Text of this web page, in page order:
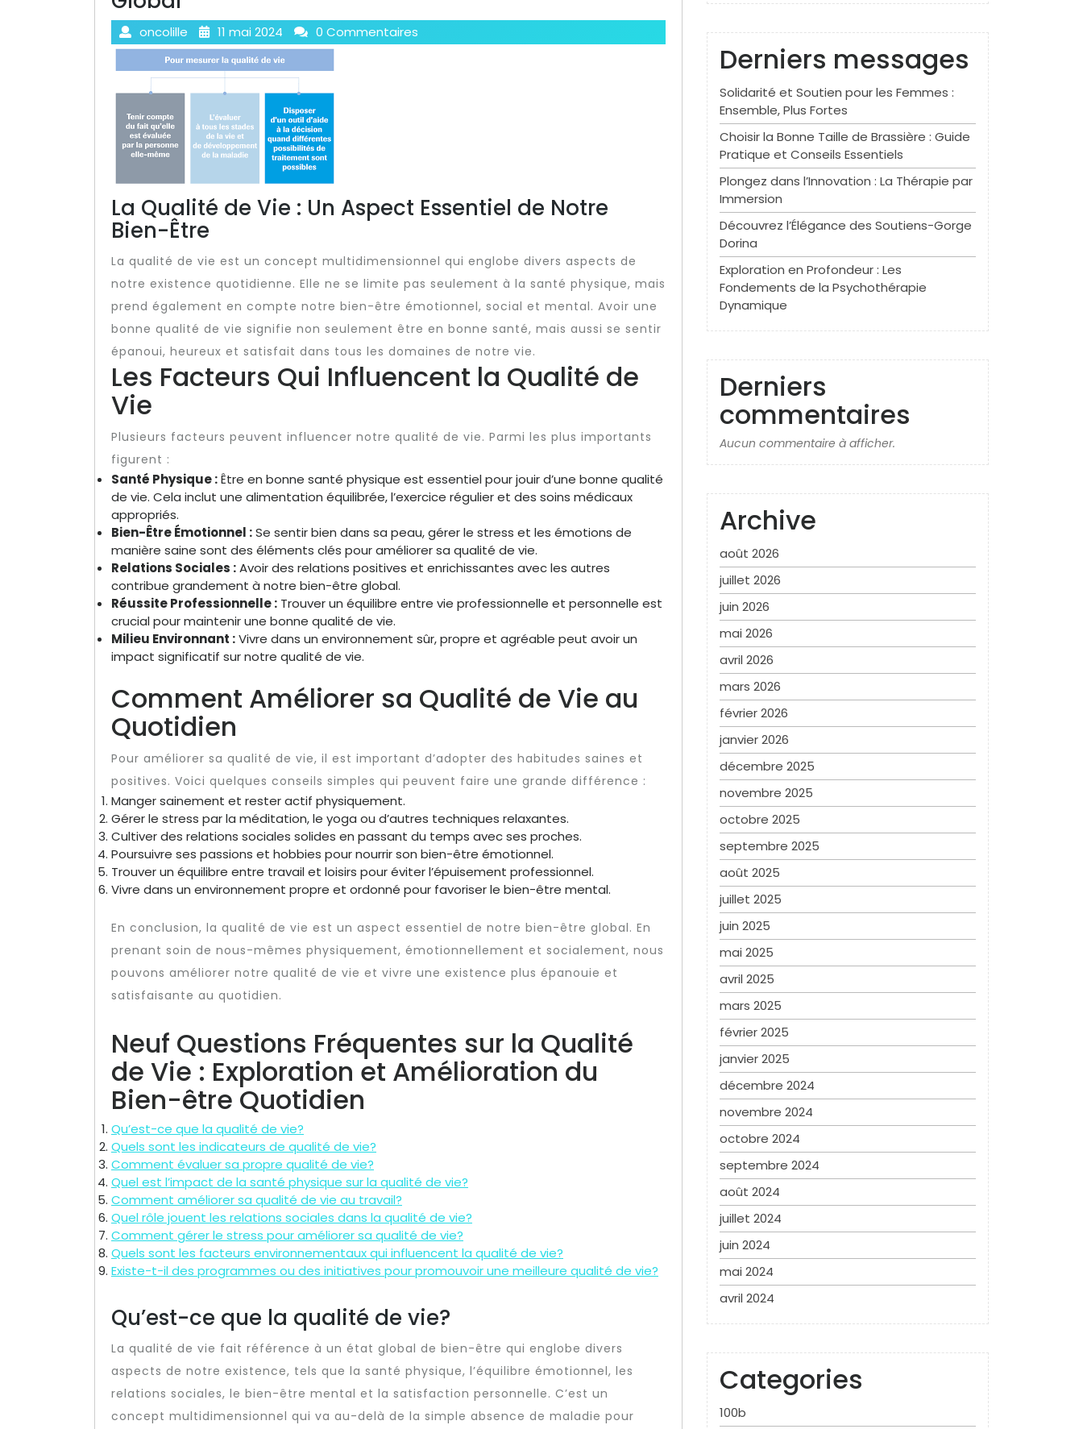
oncolille 11 mai 2024 0 Commentaires
La Qualité de Vie : Un Aspect Essentiel de Notre
Bien-Être
La qualité de vie est un concept multidimensionnel qui englobe divers aspects de
notre existence quotidienne. Elle ne se limite pas seulement à la santé physique, mais
prend également en compte notre bien-être émotionnel, social et mental. Avoir une
bonne qualité de vie signifie non seulement être en bonne santé, mais aussi se sentir
épanoui, heureux et satisfait dans tous les domaines de notre vie.
Les Facteurs Qui Influencent la Qualité de
Vie
Plusieurs facteurs peuvent influencer notre qualité de vie. Parmi les plus importants
figurent :
Santé Physique :Être en bonne santé physique est essentiel pour jouir d’une bonne qualité
de vie. Cela inclut une alimentation équilibrée, l’exercice régulier et des soins médicaux
appropriés.
Bien-Être Émotionnel :Se sentir bien dans sa peau, gérer le stress et les émotions de
manière saine sont des éléments clés pour améliorer sa qualité de vie.
Relations Sociales :Avoir des relations positives et enrichissantes avec les autres
contribue grandement à notre bien-être global.
Réussite Professionnelle : Trouver un équilibre entre vie professionnelle et personnelle est
crucial pour maintenir une bonne qualité de vie.
Milieu Environnant :Vivre dans un environnement sûr, propre et agréable peut avoir un
impact significatif sur notre qualité de vie.
Comment Améliorer sa Qualité de Vie au
Quotidien
Pour améliorer sa qualité de vie, il est important d’adopter des habitudes saines et
positives. Voici quelques conseils simples qui peuvent faire une grande différence :
Manger sainement et rester actif physiquement.
Gérer le stress par la méditation, le yoga ou d’autres techniques relaxantes.
Cultiver des relations sociales solides en passant du temps avec ses proches.
Poursuivre ses passions et hobbies pour nourrir son bien-être émotionnel.
Trouver un équilibre entre travail et loisirs pour éviter l’épuisement professionnel.
Vivre dans un environnement propre et ordonné pour favoriser le bien-être mental.
En conclusion, la qualité de vie est un aspect essentiel de notre bien-être global. En
prenant soin de nous-mêmes physiquement, émotionnellement et socialement, nous
pouvons améliorer notre qualité de vie et vivre une existence plus épanouie et
satisfaisante au quotidien.
Neuf Questions Fréquentes sur la Qualité
de Vie : Exploration et Amélioration du
Bien-être Quotidien
Qu’est-ce que la qualité de vie?
Quels sont les indicateurs de qualité de vie?
Comment évaluer sa propre qualité de vie?
Quel est l’impact de la santé physique sur la qualité de vie?
Comment améliorer sa qualité de vie au travail?
Quel rôle jouent les relations sociales dans la qualité de vie?
Comment gérer le stress pour améliorer sa qualité de vie?
Quels sont les facteurs environnementaux qui influencent la qualité de vie?
Existe-t-il des programmes ou des initiatives pour promouvoir une meilleure qualité de vie?
Qu’est-ce que la qualité de vie?
La qualité de vie fait référence à un état global de bien-être qui englobe divers
aspects de notre existence, tels que la santé physique, l’équilibre émotionnel, les
relations sociales, le bien-être mental et la satisfaction personnelle. C’est un
concept multidimensionnel qui va au-delà de la simple absence de maladie pour
Derniers messages
Solidarité et Soutien pour les Femmes :
Ensemble, Plus Fortes
Choisir la Bonne Taille de Brassière : Guide
Pratique et Conseils Essentiels
Plongez dans l’Innovation : La Thérapie par
Immersion
Découvrez l’Élégance des Soutiens-Gorge
Dorina
Exploration en Profondeur : Les
Fondements de la Psychothérapie
Dynamique
Derniers
commentaires
Aucun commentaire à afficher.
Archive
août 2026
juillet 2026
juin 2026
mai 2026
avril 2026
mars 2026
février 2026
janvier 2026
décembre 2025
novembre 2025
octobre 2025
septembre 2025
août 2025
juillet 2025
juin 2025
mai 2025
avril 2025
mars 2025
février 2025
janvier 2025
décembre 2024
novembre 2024
octobre 2024
septembre 2024
août 2024
juillet 2024
juin 2024
mai 2024
avril 2024
Categories
100b